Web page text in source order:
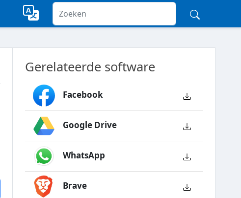
Gerelateerde software
Facebook
Google Drive
WhatsApp
Brave